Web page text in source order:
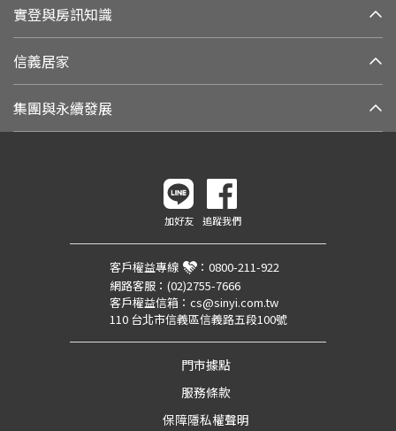
實登與房訊知識
信義居家
集團與永續發展
加好友 追蹤我們
客戶權益專線 ： 0800-211-922
網路客服： (02)2755-7666
客戶權益信箱： cs@sinyi.com.tw
110 台北市信義區信義路五段100號
門市據點
服務條款
保障隱私權聲明